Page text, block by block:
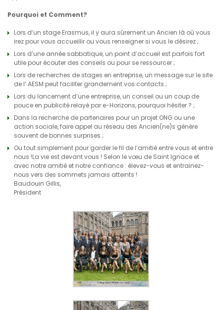
Pourquoi et Comment?
Lors d’un stage Erasmus, il y aura sûrement un Ancien là où vous
irez pour vous accueillir ou vous renseigner si vous le désirez ;
Lors d’une année sabbatique, un point d’accueil est parfois fort
utile pour écouter des conseils ou pour se ressourcer ;
Lors de recherches de stages en entreprise, un message sur le site
de l’ AESM peut faciliter grandement vos contacts ;
Lors du lancement d’une entreprise, un conseil ou un coup de
pouce en publicité relayé par e-Horizons, pourquoi hésiter ? ;
Dans la recherche de partenaires pour un projet ONG ou une
action sociale, faire appel au réseau des Ancien(ne)s génère
souvent de bonnes surprises ;
Ou tout simplement pour garder le fil de l’amitié entre vous et entre
nous !La vie est devant vous ! Selon le vœu de Saint Ignace et
avec notre amitié et notre confiance : élevez-vous et entrainez-
nous vers des sommets jamais atteints !
Baudouin Gillis,
Président